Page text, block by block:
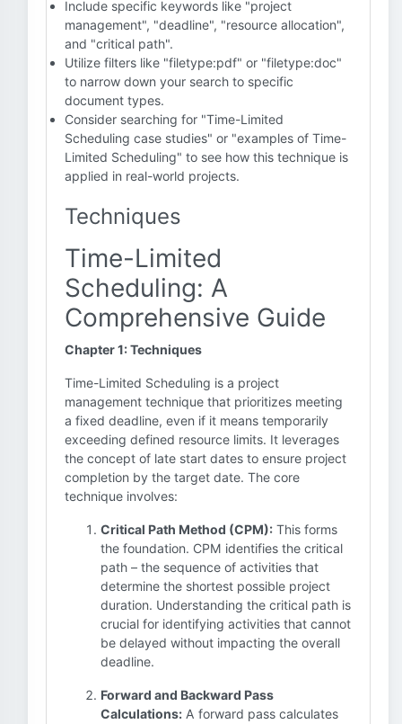
Include specific keywords like "project
management", "deadline", "resource allocation",
and "critical path".
Utilize filters like "filetype:pdf" or "filetype:doc"
to narrow down your search to specific
document types.
Consider searching for "Time-Limited
Scheduling case studies" or "examples of Time-
Limited Scheduling" to see how this technique is
applied in real-world projects.
Techniques
Time-Limited
Scheduling: A
Comprehensive Guide
Chapter 1: Techniques
Time-Limited Scheduling is a project
management technique that prioritizes meeting
a fixed deadline, even if it means temporarily
exceeding defined resource limits. It leverages
the concept of late start dates to ensure project
completion by the target date. The core
technique involves:
Critical Path Method (CPM): This forms
the foundation. CPM identifies the critical
path – the sequence of activities that
determine the shortest possible project
duration. Understanding the critical path is
crucial for identifying activities that cannot
be delayed without impacting the overall
deadline.
Forward and Backward Pass
Calculations: A forward pass calculates